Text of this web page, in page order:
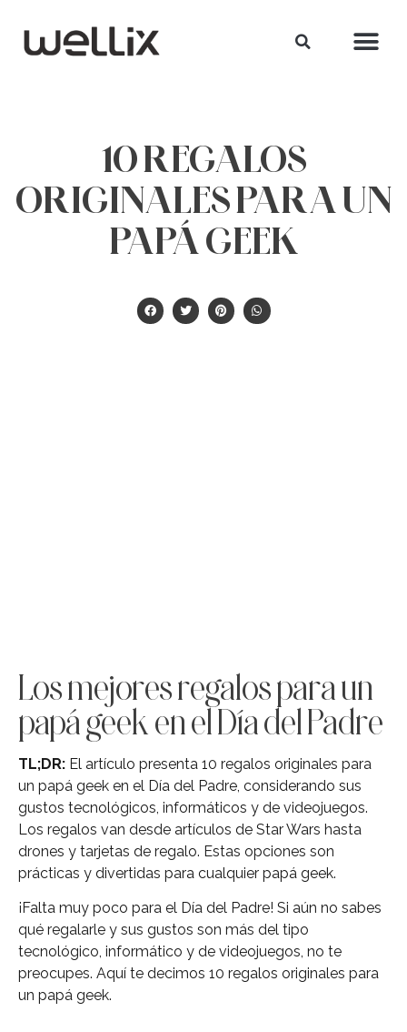
10 REGALOS
ORIGINALES PARA UN
PAPÁ GEEK
Los mejores regalos para un
papá geek en el Día del Padre
TL;DR: El artículo presenta 10 regalos originales para
un papá geek en el Día del Padre, considerando sus
gustos tecnológicos, informáticos y de videojuegos.
Los regalos van desde artículos de Star Wars hasta
drones y tarjetas de regalo. Estas opciones son
prácticas y divertidas para cualquier papá geek.
¡Falta muy poco para el Día del Padre! Si aún no sabes
qué regalarle y sus gustos son más del tipo
tecnológico, informático y de videojuegos, no te
preocupes. Aquí te decimos 10 regalos originales para
un papá geek.